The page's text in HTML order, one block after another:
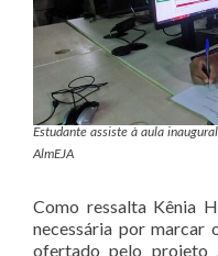
Estudante assiste à aula
AlmEJA
Como ressalta Kênia
necessária por marcar
ofertado pelo projeto